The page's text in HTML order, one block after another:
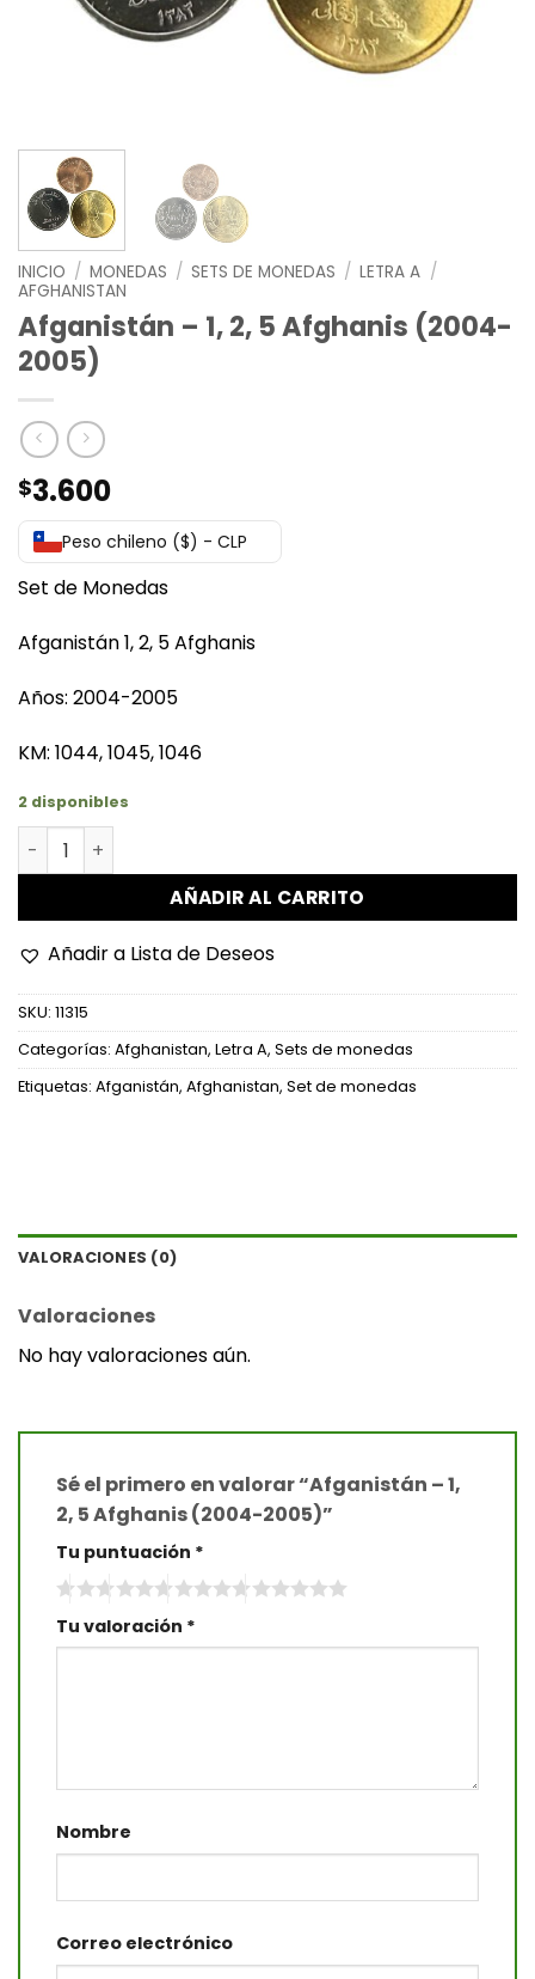
INICIO / MONEDAS / SETS DE MONEDAS / LETRA A /
AFGHANISTAN
Afganistán – 1, 2, 5 Afghanis (2004-
2005)
$3.600
Peso chileno ($) - CLP
Set de Monedas
Afganistán 1, 2, 5 Afghanis
Años: 2004-2005
KM: 1044, 1045, 1046
2 disponibles
Afganistán - 1, 2, 5 Afghanis (2004-2005) cantidad
AÑADIR AL CARRITO
Añadir a Lista de Deseos
SKU: 11315
Categorías: Afghanistan, Letra A, Sets de monedas
Etiquetas: Afganistán, Afghanistan, Set de monedas
VALORACIONES (0)
Valoraciones
No hay valoraciones aún.
Sé el primero en valorar “Afganistán – 1,
2, 5 Afghanis (2004-2005)”
Tu puntuación *
Tu valoración *
Nombre
Correo electrónico